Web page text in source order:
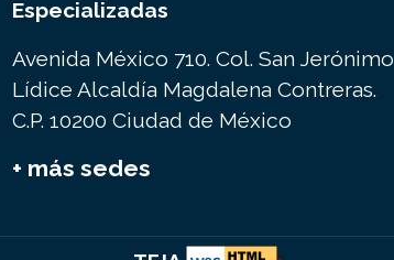
Especializadas
Avenida México 710. Col. San Jerónimo
Lídice Alcaldía Magdalena Contreras.
C.P. 10200 Ciudad de México
+ más sedes